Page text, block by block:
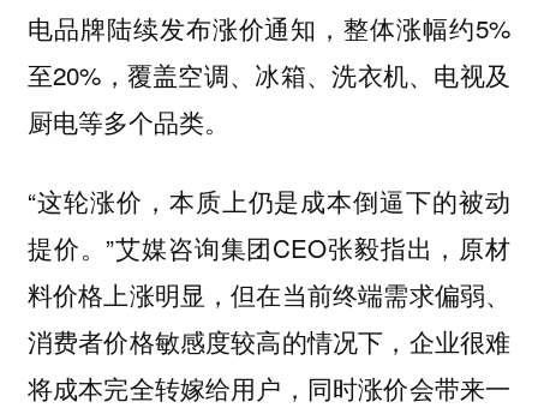
电品牌陆续发布涨价通知，整体涨幅约5%
至20%，覆盖空调、冰箱、洗衣机、电视及
厨电等多个品类。
“这轮涨价，本质上仍是成本倒逼下的被动
提价。”艾媒咨询集团CEO张毅指出，原材
料价格上涨明显，但在当前终端需求偏弱、
消费者价格敏感度较高的情况下，企业很难
将成本完全转嫁给用户，同时涨价会带来一